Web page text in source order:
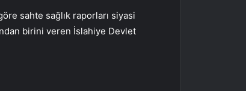
sahte sağlık raporları siyasi
birini veren İslahiye Devlet